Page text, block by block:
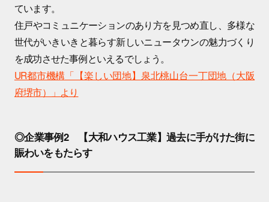
ています。
住戸やコミュニケーションのあり方を見つめ直し、多様な
世代がいきいきと暮らす新しいニュータウンの魅力づくり
を成功させた事例といえるでしょう。
UR都市機構「【楽しい団地】泉北桃山台一丁団地（大阪
府堺市）」より
◎企業事例2 【大和ハウス工業】過去に手がけた街に
賑わいをもたらす